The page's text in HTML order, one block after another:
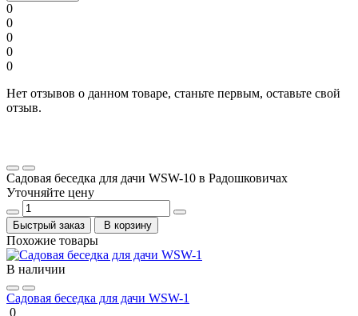
0
0
0
0
0
Нет отзывов о данном товаре, станьте первым, оставьте свой
отзыв.
Садовая беседка для дачи WSW-10 в Радошковичах
Уточняйте цену
Быстрый заказ В корзину
Похожие товары
В наличии
Садовая беседка для дачи WSW-1
0